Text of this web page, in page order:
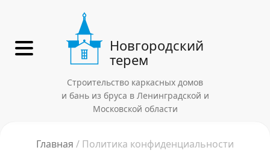
Новгородский
терем
Строительство каркасных домов
и бань из бруса в Ленинградской и
Московской области
Главная Политика конфиденциальности